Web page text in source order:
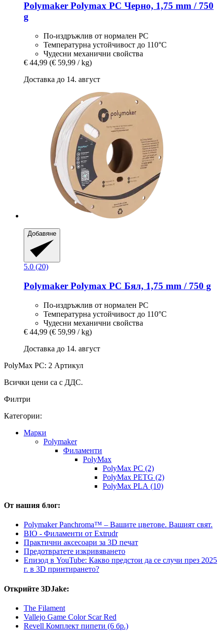
Polymaker Polymax PC Черно, 1,75 mm / 750
g
По-издръжлив от нормален PC
Температурна устойчивост до 110°С
Чудесни механични свойства
€ 44,99 (€ 59,99 / kg)
Доставка до 14. август
Добавяне
5.0 (20)
Polymaker Polymax PC Бял, 1,75 mm / 750 g
По-издръжлив от нормален PC
Температурна устойчивост до 110°С
Чудесни механични свойства
€ 44,99 (€ 59,99 / kg)
Доставка до 14. август
PolyMax PC: 2 Артикул
Всички цени са с ДДС.
Филтри
Категории:
Mарки
Polymaker
Филаменти
PolyMax
PolyMax PC (2)
PolyMax PETG (2)
PolyMax PLA (10)
От нашия блог:
Polymaker Panchroma™ – Вашите цветове. Вашият свят.
BIO - Филаменти от Extrudr
Практични аксесоари за 3D печат
Предотвратете изкривяването
Епизод в YouTube: Какво предстои да се случи през 2025
г. в 3D принтирането?
Открийте 3DJake:
The Filament
Vallejo Game Color Scar Red
Revell Комплект пипети (6 бр.)